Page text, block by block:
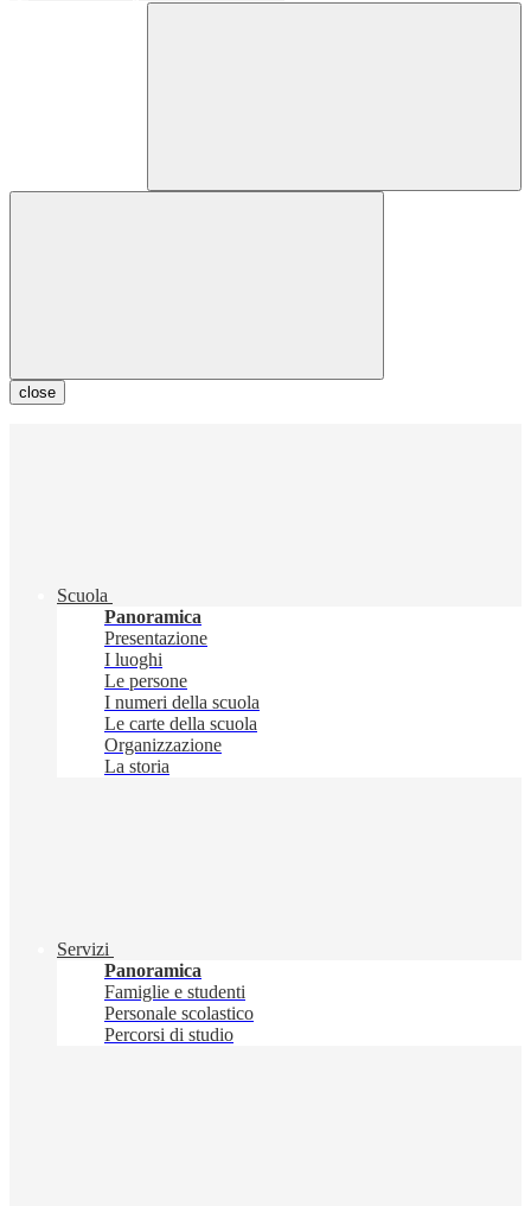
close
Scuola
Panoramica
Presentazione
I luoghi
Le persone
I numeri della scuola
Le carte della scuola
Organizzazione
La storia
Servizi
Panoramica
Famiglie e studenti
Personale scolastico
Percorsi di studio